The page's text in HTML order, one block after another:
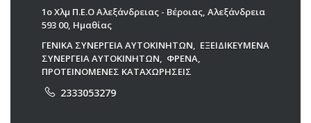
1ο Χλμ Π.Ε.Ο Αλεξάνδρειας - Βέροιας, Αλεξάνδρεια
593 00, Ημαθίας
ΓΕΝΙΚΑ ΣΥΝΕΡΓΕΙΑ ΑΥΤΟΚΙΝΗΤΩΝ
ΕΞΕΙΔΙΚΕΥΜΕΝΑ
ΣΥΝΕΡΓΕΙΑ ΑΥΤΟΚΙΝΗΤΩΝ
ΦΡΕΝΑ
ΠΡΟΤΕΙΝΟΜΕΝΕΣ ΚΑΤΑΧΩΡΗΣΕΙΣ
2333053279